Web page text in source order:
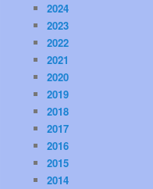
2024
2023
2022
2021
2020
2019
2018
2017
2016
2015
2014